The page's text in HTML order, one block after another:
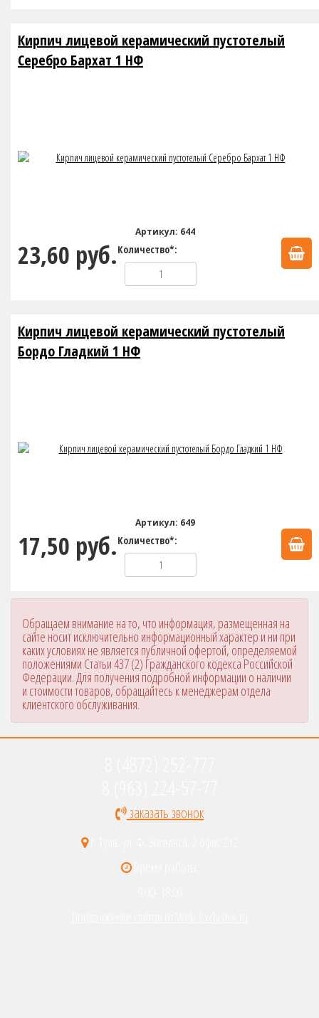
Кирпич лицевой керамический пустотелый
Серебро Бархат 1 НФ
Артикул: 644
23,60 руб.Количество*:
Кирпич лицевой керамический пустотелый
Бордо Гладкий 1 НФ
Артикул: 649
17,50 руб.Количество*:
Обращаем внимание на то, что информация, размещенная на
сайте носит исключительно информационный характер и ни при
каких условиях не является публичной офертой, определяемой
положениями Статьи 437 (2) Гражданского кодекса Российской
Федерации. Для получения подробной информации о наличии
и стоимости товаров, обращайтесь к менеджерам отдела
клиентского обслуживания.
заказать звонок
г. Тула, ул. Ф. Энгельса, 2 офис 212
Время работы: